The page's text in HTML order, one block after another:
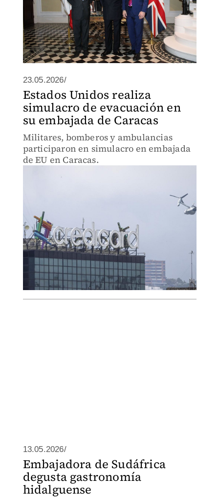
23.05.2026/
Estados Unidos realiza
simulacro de evacuación en
su embajada de Caracas
Militares, bomberos y ambulancias
participaron en simulacro en embajada
de EU en Caracas.
13.05.2026/
Embajadora de Sudáfrica
degusta gastronomía
hidalguense